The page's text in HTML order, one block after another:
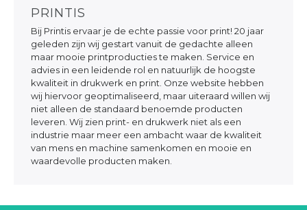
PRINTIS
Bij Printis ervaar je de echte passie voor print! 20 jaar
geleden zijn wij gestart vanuit de gedachte alleen
maar mooie printproducties te maken. Service en
advies in een leidende rol en natuurlijk de hoogste
kwaliteit in drukwerk en print. Onze website hebben
wij hiervoor geoptimaliseerd, maar uiteraard willen wij
niet alleen de standaard benoemde producten
leveren. Wij zien print- en drukwerk niet als een
industrie maar meer een ambacht waar de kwaliteit
van mens en machine samenkomen en mooie en
waardevolle producten maken.